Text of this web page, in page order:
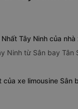
Tây Ninh của nhà
Ninh từ Sân bay
xe limousine Sân